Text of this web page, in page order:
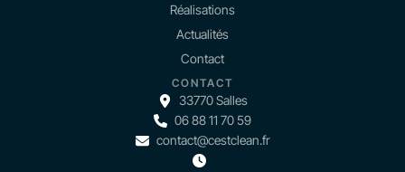
Réalisations
Actualités
Contact
CONTACT
33770 Salles
06 88 11 70 59
contact@cestclean.fr